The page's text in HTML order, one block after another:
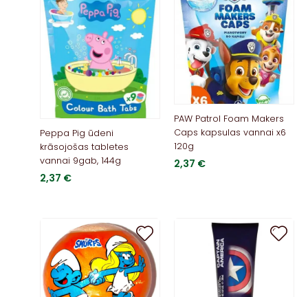
Peppa Pig ūdeni
krāsojošas tabletes
vannai 9gab, 144g
2,37 €
PAW Patrol Foam Makers
Caps kapsulas vannai x6
120g
2,37 €